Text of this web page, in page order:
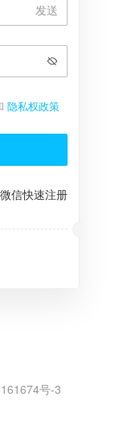
发送
隐私权政策
微信快速注册
号-3